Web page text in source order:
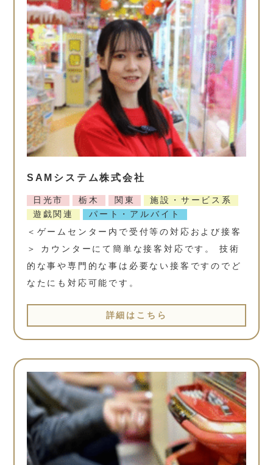
SAMシステム株式会社
日光市 栃木 関東
施設・サービス系
遊戯関連
パート・アルバイト
＜ゲームセンター内で受付等の対応および接客
＞ カウンターにて簡単な接客対応です。 技術
的な事や専門的な事は必要ない接客ですのでど
なたにも対応可能です。
詳細はこちら